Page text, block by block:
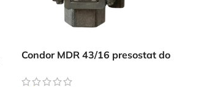
Condor MDR 43/16 presostat do